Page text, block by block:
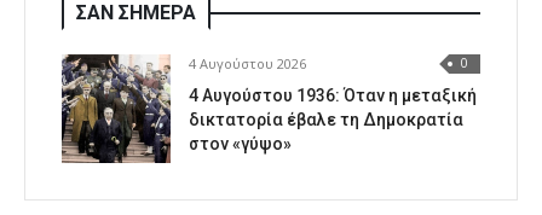
ΣΑΝ ΣΗΜΕΡΑ
4 Αυγούστου 2026 0
4 Αυγούστου 1936: Όταν η μεταξική
δικτατορία έβαλε τη Δημοκρατία
στον «γύψο»